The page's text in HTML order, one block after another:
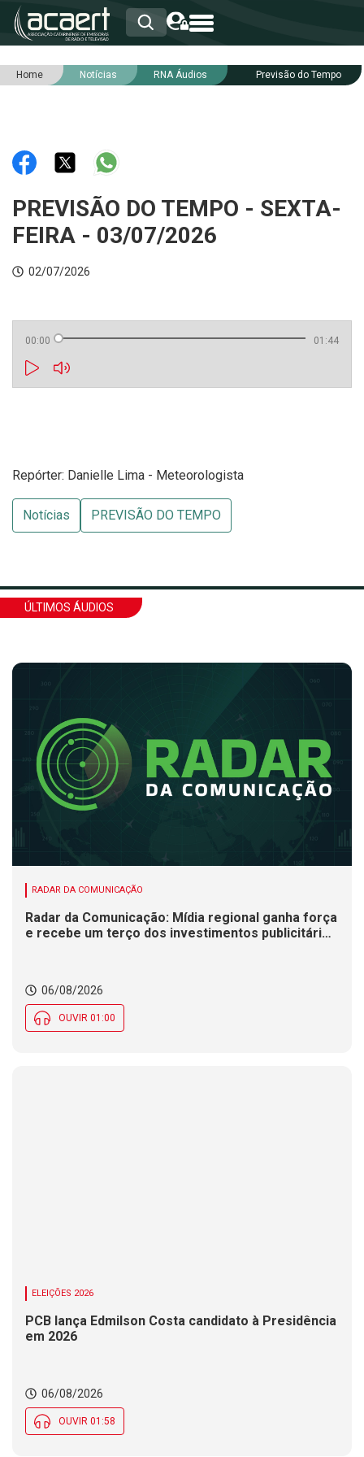
HOME
RNA
NOTÍCIAS
INTEGRIDADE
Home Notícias RNA Áudios Previsão do Tempo
PREVISÃO DO TEMPO - SEXTA-
FEIRA - 03/07/2026
02/07/2026
00:00 01:44
Repórter: Danielle Lima - Meteorologista
Notícias PREVISÃO DO TEMPO
ÚLTIMOS ÁUDIOS
RADAR DA COMUNICAÇÃO
Radar da Comunicação: Mídia regional ganha força
e recebe um terço dos investimentos publicitários
06/08/2026
OUVIR 01:00
ELEIÇÕES 2026
PCB lança Edmilson Costa candidato à Presidência
em 2026
06/08/2026
OUVIR 01:58